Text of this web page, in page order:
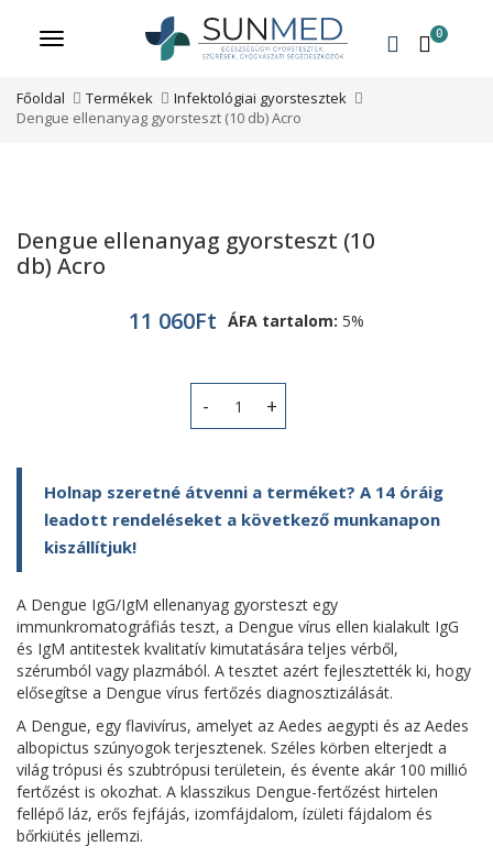
Menü 0
Főoldal Termékek
Infektológiai gyorstesztek
Dengue ellenanyag gyorsteszt (10 db) Acro
Dengue ellenanyag gyorsteszt (10
db) Acro
11 060Ft ÁFA tartalom: 5%
Dengue ellenanyag gyorsteszt (10
Holnap szeretné átvenni a terméket? A 14 óráig
leadott rendeléseket a következő munkanapon
kiszállítjuk!
A Dengue IgG/IgM ellenanyag gyorsteszt egy
immunkromatográfiás teszt, a Dengue vírus ellen kialakult IgG
és IgM antitestek kvalitatív kimutatására teljes vérből,
szérumból vagy plazmából. A tesztet azért fejlesztették ki, hogy
elősegítse a Dengue vírus fertőzés diagnosztizálását.
A Dengue, egy flavivírus, amelyet az Aedes aegypti és az Aedes
albopictus szúnyogok terjesztenek. Széles körben elterjedt a
világ trópusi és szubtrópusi területein, és évente akár 100 millió
fertőzést is okozhat. A klasszikus Dengue-fertőzést hirtelen
fellépő láz, erős fejfájás, izomfájdalom, ízületi fájdalom és
bőrkiütés jellemzi.